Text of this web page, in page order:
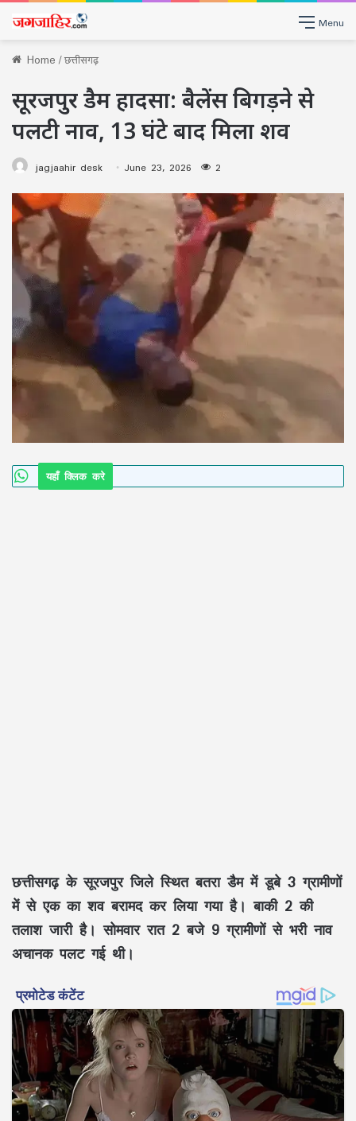
Menu
Home/छत्तीसगढ़
सूरजपुर डैम हादसा: बैलेंस बिगड़ने से
पलटी नाव, 13 घंटे बाद मिला शव
jagjaahir desk June 23, 2026 2
यहाँ क्लिक करे
छत्तीसगढ़ के सूरजपुर जिले स्थित बतरा डैम में डूबे 3 ग्रामीणों
में से एक का शव बरामद कर लिया गया है। बाकी 2 की
तलाश जारी है। सोमवार रात 2 बजे 9 ग्रामीणों से भरी नाव
अचानक पलट गई थी।